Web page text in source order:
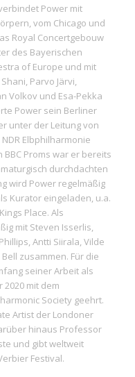
Power mit
vom Chicago und
Royal Concertgebouw
des Bayerischen
of Europe und mit
Parvo Järvi,
Volkov und Esa-Pekka
Power sein Berliner
unter der Leitung von
Elbphilharmonie
Proms war er bereits
durchdachten
wird Power regelmäßig
Kurator eingeladen, u.a.
Place. Als
mit Steven Isserlis,
Antti Siirala, Vilde
zusammen. Für die
seiner Arbeit als
mit dem
Society geehrt.
Artist der Londoner
hinaus Professor
und gibt weltweit
Festival.